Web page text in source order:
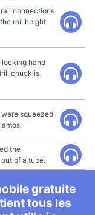
connections
rail height
hand
chuck is
squeezed
the
of a tube.
gratuite
tous les